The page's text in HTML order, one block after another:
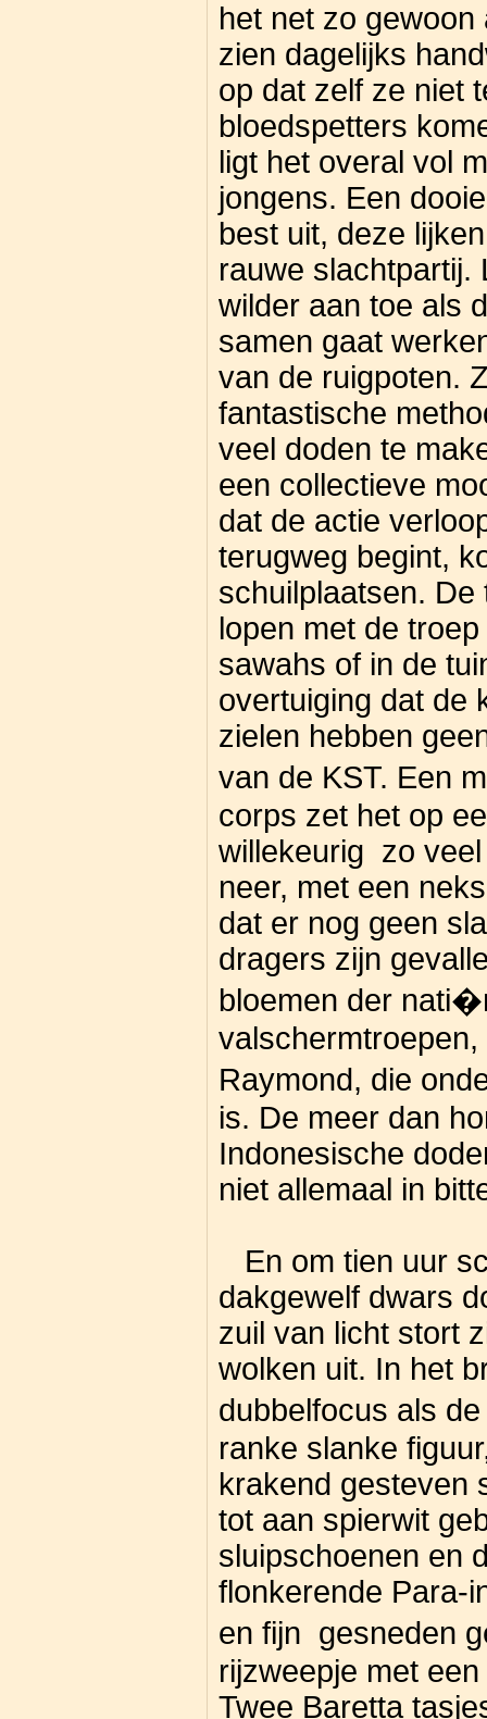
het net zo
zien dagelijks
op dat zelf ze niet
bloedspetters
ligt het overal vol
jongens. Een
best uit, deze
rauwe slachtpartij.
wilder aan toe als
samen gaat
van de ruigpoten.
fantastische
veel doden te
een collectieve
dat de actie
terugweg begint,
schuilplaatsen.
lopen met de
sawahs of in de
overtuiging dat de
zielen hebben
van de KST. Een
corps zet het op
willekeurig zo
neer, met een
dat er nog geen
dragers zijn
bloemen der
Raymond, die
is. De meer dan
Indonesische
niet allemaal in
En om tien uur
dakgewelf dwars
zuil van licht stort
wolken uit. In het
dubbelfocus als
ranke slanke
krakend gesteven
tot aan spierwit
sluipschoenen en
flonkerende Para-
en fijn gesneden
rijzweepje met
Twee Baretta